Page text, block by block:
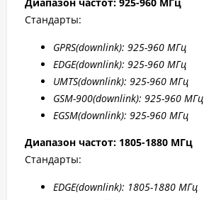
Стандарты:
GPRS(downlink): 925-960 МГц
EDGE(downlink): 925-960 МГц
UMTS(downlink): 925-960 МГц
GSM-900(downlink): 925-960 МГц
EGSM(downlink): 925-960 МГц
Диапазон частот: 1805-1880 МГц
Стандарты:
EDGE(downlink): 1805-1880 МГц